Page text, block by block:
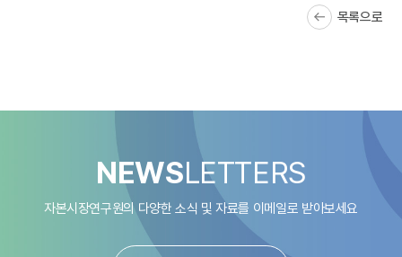
구별되는 법정통화(legal tender)로서 실물화폐와 동일한 교환비율이
적용되어 가치변동의 위험이 없고 중앙은행이 발행하므로 화폐의
발행하는 ‘소매 디지털화폐’로 나눌 수 있다. 전자의 경우 개인은
중앙은행으로부터 디지털화폐를 공급받은 은행을 통해 간접적으로
디지털화폐를 획득하게 된다. 개인이 중앙은행 디지털화폐를 보유하는
경우 화폐발행액에는 기존의 구성 요소인 민간보유 실물화폐와 은행의
시재금과 더불어 디지털화폐 발행액도 포함하게 된다. 이는 은행이
중앙은행에 전자적으로 예치 또는 계리하는 지급준비금과 마찬가지로
목록으로
NEWSLETTERS
자본시장연구원의 다양한 소식 및 자료를 이메일로 받아보세요